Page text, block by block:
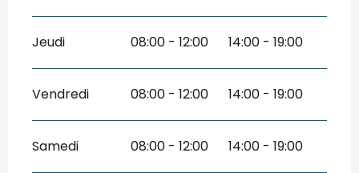
Jeudi 08:00 - 12:00 14:00 - 19:00
Vendredi 08:00 - 12:00 14:00 - 19:00
Samedi 08:00 - 12:00 14:00 - 19:00